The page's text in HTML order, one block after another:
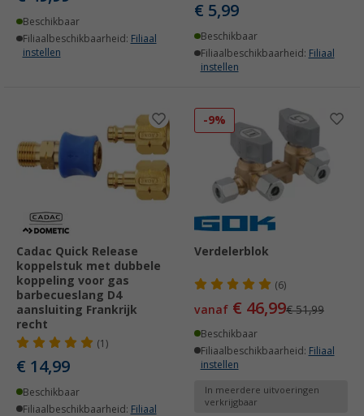
Beschikbaar
Filiaalbeschikbaarheid: Filiaal
instellen
€ 5,99
Beschikbaar
Filiaalbeschikbaarheid: Filiaal
instellen
Cadac Quick Release
koppelstuk met dubbele
koppeling voor gas
barbecueslang D4
aansluiting Frankrijk
recht
(1)
€ 14,99
Beschikbaar
Filiaalbeschikbaarheid: Filiaal
-9%
Verdelerblok
(6)
vanaf € 46,99€ 51,99
Beschikbaar
Filiaalbeschikbaarheid: Filiaal
instellen
In meerdere uitvoeringen
verkrijgbaar